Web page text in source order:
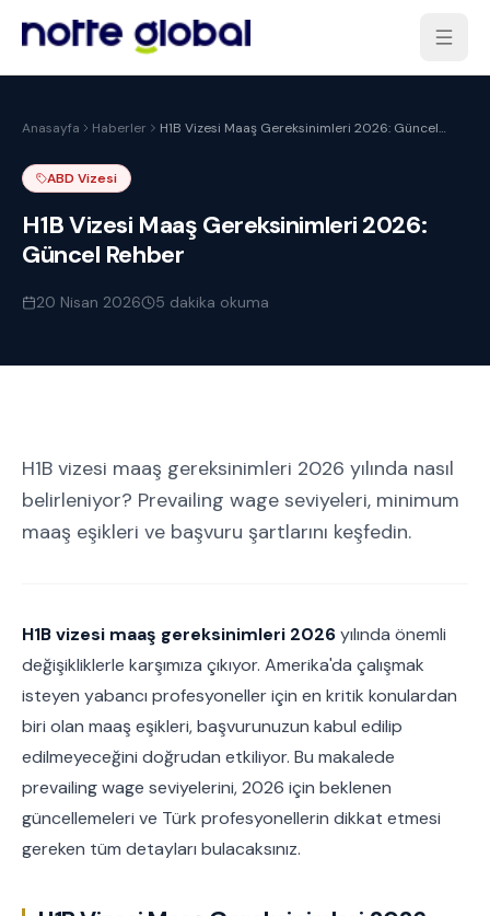
Anasayfa Haberler
H1B Vizesi Maaş Gereksinimleri 2026: Güncel
ABD Vizesi
H1B Vizesi Maaş Gereksinimleri 2026:
Güncel Rehber
20 Nisan 2026 5 dakika okuma
H1B vizesi maaş gereksinimleri 2026 yılında nasıl
belirleniyor? Prevailing wage seviyeleri, minimum
maaş eşikleri ve başvuru şartlarını keşfedin.
H1B vizesi maaş gereksinimleri 2026yılında önemli
değişikliklerle karşımıza çıkıyor. Amerika'da çalışmak
isteyen yabancı profesyoneller için en kritik konulardan
biri olan maaş eşikleri, başvurunuzun kabul edilip
edilmeyeceğini doğrudan etkiliyor. Bu makalede
prevailing wage seviyelerini, 2026 için beklenen
güncellemeleri ve Türk profesyonellerin dikkat etmesi
gereken tüm detayları bulacaksınız.